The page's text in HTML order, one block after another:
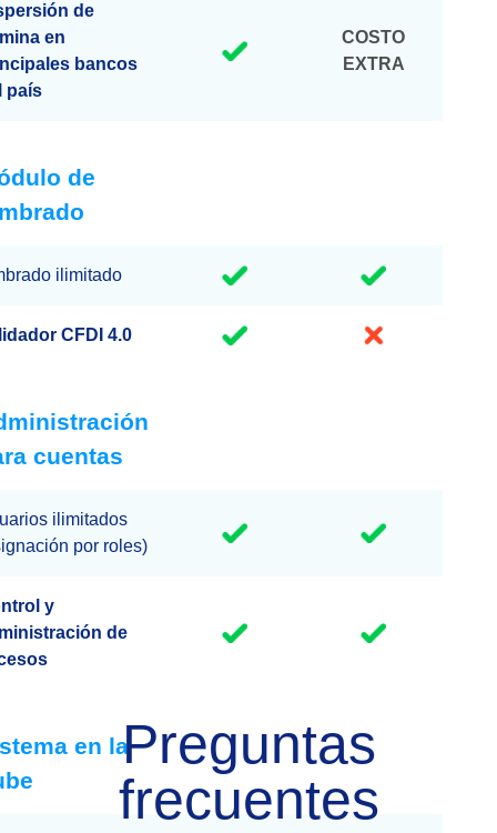
de
en
bancos
país
COSTO
EXTRA
de
ilimitado
CFDI 4.0
cuentas
ilimitados
por roles)
y
de
en laPreguntas
frecuentes